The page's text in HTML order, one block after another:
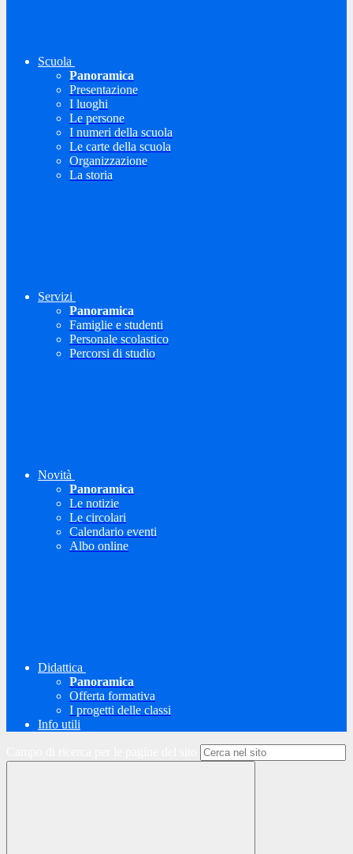
Scuola
Panoramica
Presentazione
I luoghi
Le persone
I numeri della scuola
Le carte della scuola
Organizzazione
La storia
Servizi
Panoramica
Famiglie e studenti
Personale scolastico
Percorsi di studio
Novità
Panoramica
Le notizie
Le circolari
Calendario eventi
Albo online
Didattica
Panoramica
Offerta formativa
I progetti delle classi
Info utili